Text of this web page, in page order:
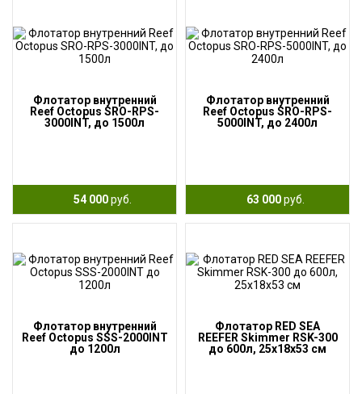
Флотатор внутренний
Reef Octopus SRO-RPS-
3000INT, до 1500л
54 000руб.
Флотатор внутренний
Reef Octopus SRO-RPS-
5000INT, до 2400л
63 000руб.
Флотатор внутренний
Reef Octopus SSS-2000INT
до 1200л
Флотатор RED SEA
REEFER Skimmer RSK-300
до 600л, 25х18х53 см